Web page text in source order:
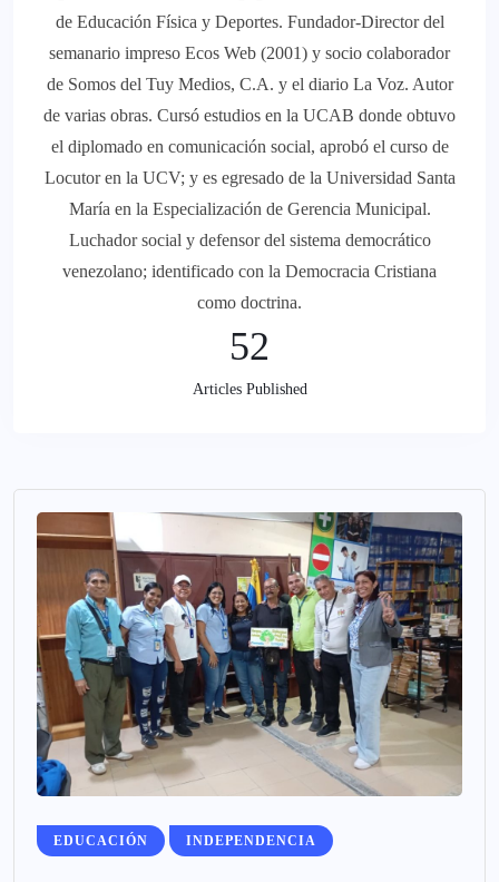
de Educación Física y Deportes. Fundador-Director del
semanario impreso Ecos Web (2001) y socio colaborador
de Somos del Tuy Medios, C.A. y el diario La Voz. Autor
de varias obras. Cursó estudios en la UCAB donde obtuvo
el diplomado en comunicación social, aprobó el curso de
Locutor en la UCV; y es egresado de la Universidad Santa
María en la Especialización de Gerencia Municipal.
Luchador social y defensor del sistema democrático
venezolano; identificado con la Democracia Cristiana
como doctrina.
52
Articles Published
EDUCACIÓN INDEPENDENCIA